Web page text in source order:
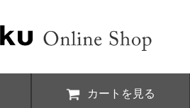
カートを見る